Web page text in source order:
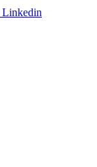
Linkedin